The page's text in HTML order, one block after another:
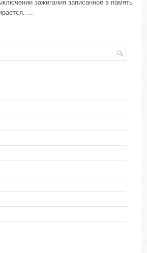
зажигания записанное в память
...